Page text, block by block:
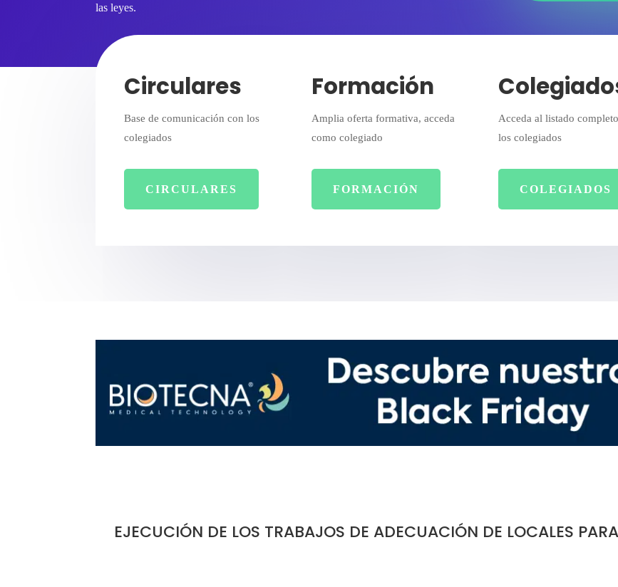
las leyes.
Circulares
Base de comunicación con los
colegiados
CIRCULARES
Formación
Amplia oferta formativa, acceda
como colegiado
FORMACIÓN
Acceda al listado
los colegiados
COLEGIADOS
EJECUCIÓN DE LOS TRABAJOS DE ADECUACIÓN DE LOCALES